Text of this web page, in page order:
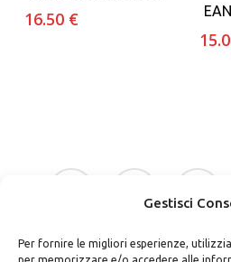
Gestisci
Per fornire le migliori esperienze,
16.50 €
facebook
google-
instagram
phone